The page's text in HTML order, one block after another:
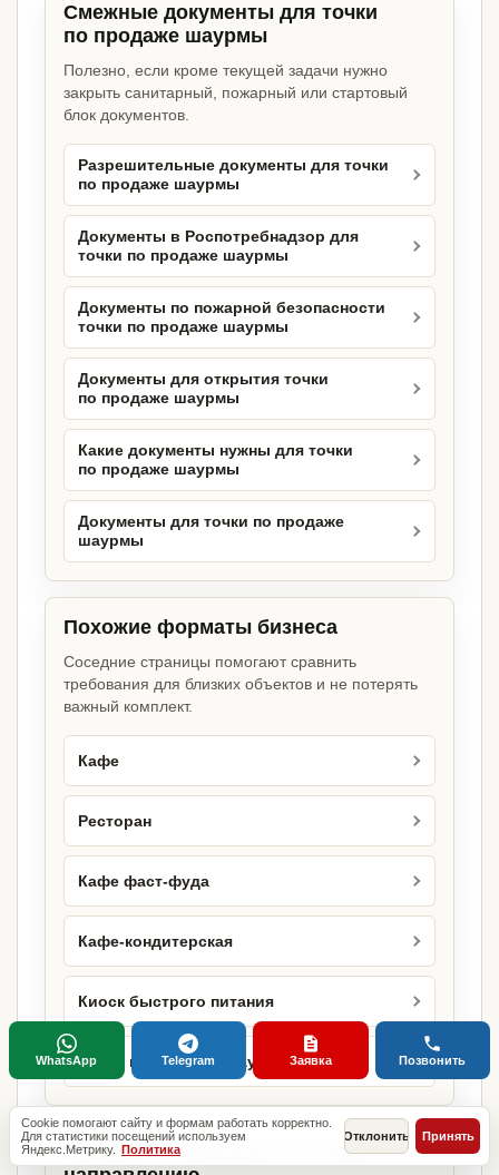
Смежные документы для точки
по продаже шаурмы
Полезно, если кроме текущей задачи нужно
закрыть санитарный, пожарный или стартовый
блок документов.
Разрешительные документы для точки
по продаже шаурмы
Документы в Роспотребнадзор для
точки по продаже шаурмы
Документы по пожарной безопасности
точки по продаже шаурмы
Документы для открытия точки
по продаже шаурмы
Какие документы нужны для точки
по продаже шаурмы
Документы для точки по продаже
шаурмы
Похожие форматы бизнеса
Соседние страницы помогают сравнить
требования для близких объектов и не потерять
важный комплект.
Кафе
Ресторан
Кафе фаст-фуда
Кафе-кондитерская
Киоск быстрого питания
Киоск по продаже шаурмы
Городские страницы по этому
Cookie помогают сайту и формам работать корректно.
Для статистики посещений используем
Яндекс.Метрику. Политика
Отклонить Принять
WhatsApp Telegram Заявка Позвонить